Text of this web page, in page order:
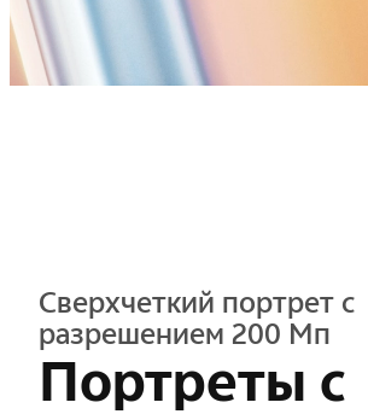
Сверхчеткий портрет с
разрешением 200 Мп
Портреты с